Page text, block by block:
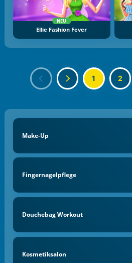
NEU
Ellie Fashion Fever
1 2
Make-Up
Fingernagelpflege
Douchebag Workout
Kosmetiksalon